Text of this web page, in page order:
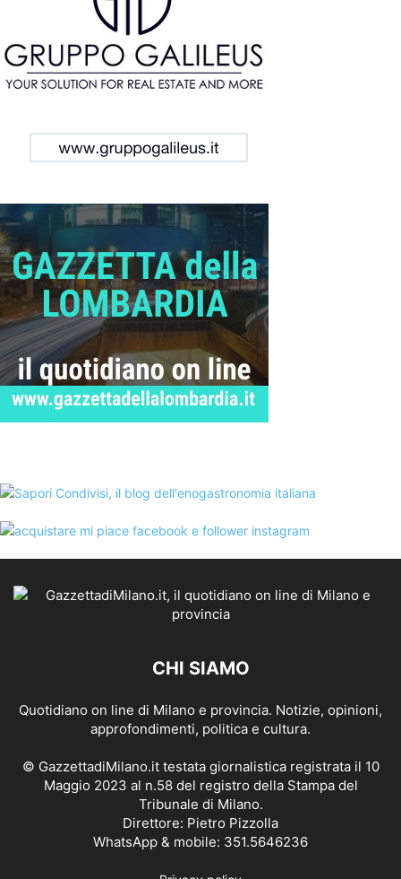
CHI SIAMO
Quotidiano on line di Milano e provincia. Notizie, opinioni,
approfondimenti, politica e cultura.
© GazzettadiMilano.it testata giornalistica registrata il 10
Maggio 2023 al n.58 del registro della Stampa del
Tribunale di Milano.
Direttore: Pietro Pizzolla
WhatsApp & mobile: 351.5646236